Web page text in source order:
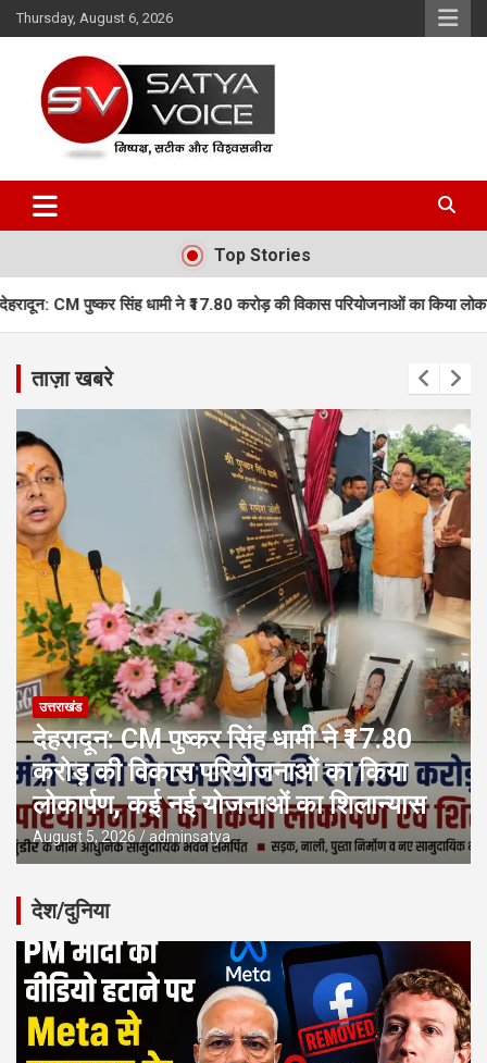
Skip
to
Thursday, August 6, 2026
Satya Voice
Top Stories
ने ₹17.80 करोड़ की विकास परियोजनाओं का किया लोकार्पण, कई नई योजनाओं का
ताज़ा खबरे
उत्तराखंड
देहरादून: CM पुष्कर सिंह धामी ने ₹17.80
करोड़ की विकास परियोजनाओं का किया
लोकार्पण, कई नई योजनाओं का शिलान्यास
August 5, 2026 adminsatya
देश/दुनिया